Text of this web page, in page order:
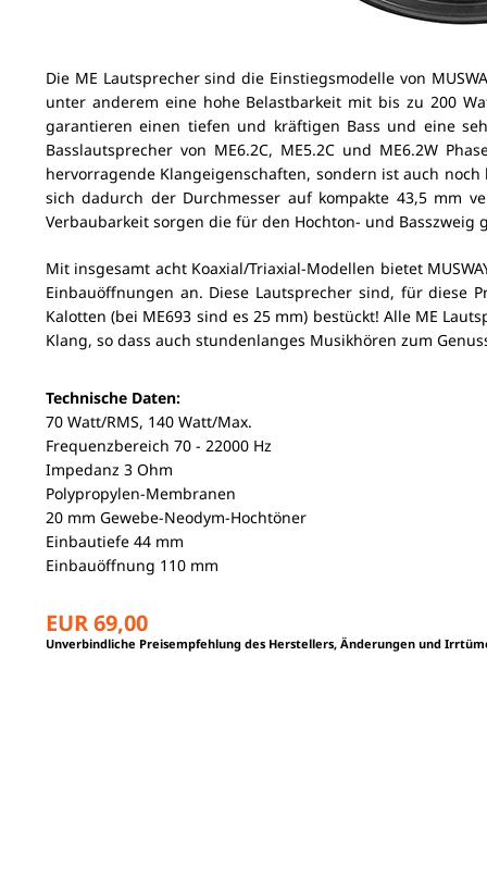
Die ME Lautsprecher sind die Einstiegsmodelle von
unter anderem eine hohe Belastbarkeit mit bis zu 200
garantieren einen tiefen und kräftigen Bass und eine
Basslautsprecher von ME6.2C, ME5.2C und ME6.2W
hervorragende Klangeigenschaften, sondern ist auch
sich dadurch der Durchmesser auf kompakte 43,5 mm
Verbaubarkeit sorgen die für den Hochton- und
Mit insgesamt acht Koaxial/Triaxial-Modellen bietet
Einbauöffnungen an. Diese Lautsprecher sind, für diese
Kalotten (bei ME693 sind es 25 mm) bestückt! Alle ME
Klang, so dass auch stundenlanges Musikhören zum
Technische Daten:
70 Watt/RMS, 140 Watt/Max.
Frequenzbereich 70 - 22000 Hz
Impedanz 3 Ohm
Polypropylen-Membranen
20 mm Gewebe-Neodym-Hochtöner
Einbautiefe 44 mm
Einbauöffnung 110 mm
EUR 69,00
Unverbindliche Preisempfehlung des Herstellers, Änderungen und